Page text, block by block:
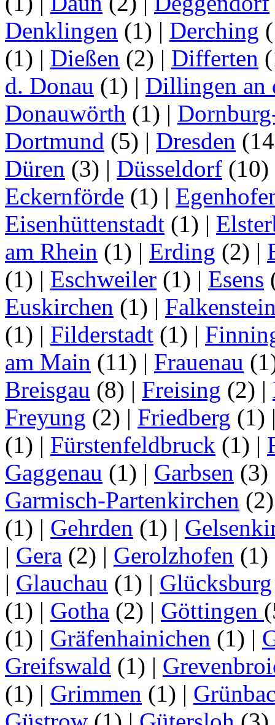
Denklingen (1) | Derching
(1) | Dießen (2) | Differten
d. Donau (1) | Dillingen an
Donauwörth (1) |
Dortmund (5) | Dresden
Düren (3) | Düsseldorf (10)
Eckernförde (1) |
Eisenhüttenstadt (1) |
am Rhein (1) | Erding (2) |
(1) | Eschweiler (1) | Esens
Euskirchen (1) |
(1) | Filderstadt (1) |
am Main (11) | Frauenau
Breisgau (8) | Freising (2) |
Freyung (2) | Friedberg (1)
(1) | Fürstenfeldbruck (1) |
Gaggenau (1) | Garbsen (3)
Garmisch-Partenkirchen
(1) | Gehrden (1) |
| Gera (2) | Gerolzhofen (1)
| Glauchau (1) | Glücksburg
(1) | Gotha (2) | Göttingen
(1) | Gräfenhainichen (1) |
Greifswald (1) |
(1) | Grimmen (1) |